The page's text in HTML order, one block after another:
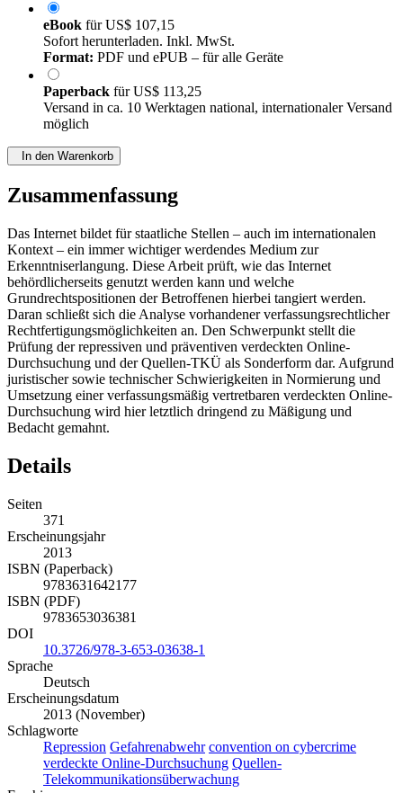
eBook fürUS$ 107,15
Sofort herunterladen. Inkl. MwSt.
Format: PDF und ePUB – für alle Geräte
Paperback fürUS$ 113,25
Versand in ca. 10 Werktagen national, internationaler Versand
möglich
In den Warenkorb
Zusammenfassung
Das Internet bildet für staatliche Stellen – auch im internationalen
Kontext – ein immer wichtiger werdendes Medium zur
Erkenntniserlangung. Diese Arbeit prüft, wie das Internet
behördlicherseits genutzt werden kann und welche
Grundrechtspositionen der Betroffenen hierbei tangiert werden.
Daran schließt sich die Analyse vorhandener verfassungsrechtlicher
Rechtfertigungsmöglichkeiten an. Den Schwerpunkt stellt die
Prüfung der repressiven und präventiven verdeckten Online-
Durchsuchung und der Quellen-TKÜ als Sonderform dar. Aufgrund
juristischer sowie technischer Schwierigkeiten in Normierung und
Umsetzung einer verfassungsmäßig vertretbaren verdeckten Online-
Durchsuchung wird hier letztlich dringend zu Mäßigung und
Bedacht gemahnt.
Details
Seiten
371
Erscheinungsjahr
2013
ISBN (Paperback)
9783631642177
ISBN (PDF)
9783653036381
DOI
10.3726/978-3-653-03638-1
Sprache
Deutsch
Erscheinungsdatum
2013 (November)
Schlagworte
Repression Gefahrenabwehr convention on cybercrime
verdeckte Online-Durchsuchung Quellen-
Telekommunikationsüberwachung